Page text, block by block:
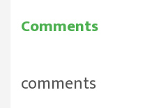
Comments
comments